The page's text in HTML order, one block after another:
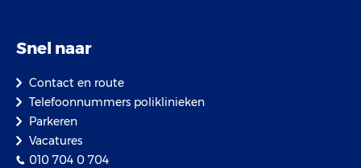
Snel naar
Contact en route
Telefoonnummers poliklinieken
Parkeren
Vacatures
010 704 0 704